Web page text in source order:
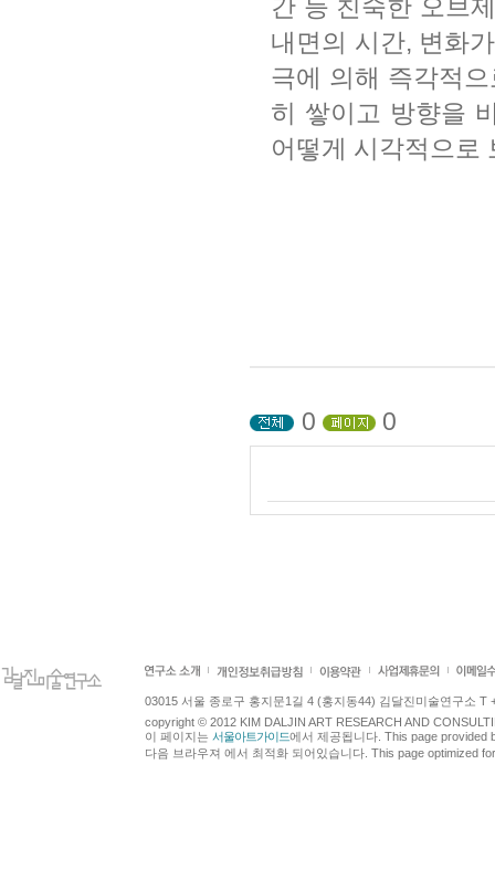
간 등 친숙한 오브
내면의 시간, 변화
극에 의해 즉각적
히 쌓이고 방향을
어떻게 시각적으로
0 0
03015 서울 종로구 홍지문1길 4 (홍지동44) 김달진미술연구소 T
copyright © 2012 KIM DALJIN ART RESEARCH AND
이 페이지는 서울아트가이드에서 제공됩니다. This page provided
다음 브라우져 에서 최적화 되어있습니다. This page optimized